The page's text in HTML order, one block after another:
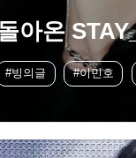
아온
#빙의글 #이민호